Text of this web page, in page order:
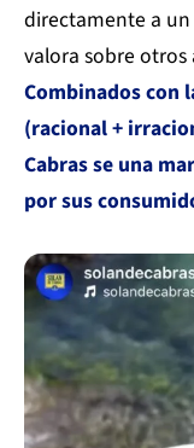
directamente a
valora sobre
Combinados con
(racional +
Cabras se una
por sus